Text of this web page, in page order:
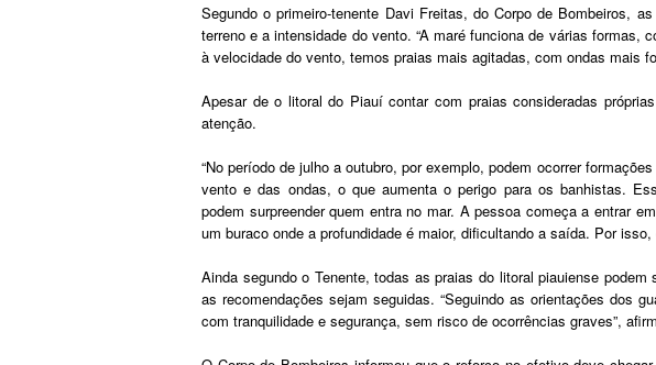
Segundo o primeiro-tenente Davi Freitas, do Corpo de Bombeiros,
terreno e a intensidade do vento. “A maré funciona de várias formas,
à velocidade do vento, temos praias mais agitadas, com ondas mais
Apesar de o litoral do Piauí contar com praias consideradas
atenção.
“No período de julho a outubro, por exemplo, podem ocorrer
vento e das ondas, o que aumenta o perigo para os banhistas.
podem surpreender quem entra no mar. A pessoa começa a entrar
um buraco onde a profundidade é maior, dificultando a saída. Por
Ainda segundo o Tenente, todas as praias do litoral piauiense
as recomendações sejam seguidas. “Seguindo as orientações dos
com tranquilidade e segurança, sem risco de ocorrências graves”,